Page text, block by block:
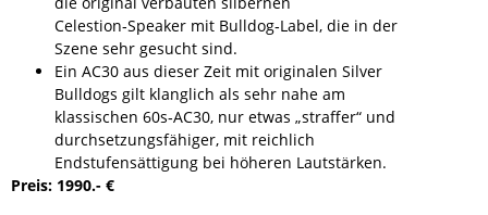
Celestion‑Speaker mit Bulldog‑Label, die in der
Szene sehr gesucht sind.
Ein AC30 aus dieser Zeit mit originalen Silver
Bulldogs gilt klanglich als sehr nahe am
klassischen 60s‑AC30, nur etwas „straffer“ und
durchsetzungsfähiger, mit reichlich
Endstufensättigung bei höheren Lautstärken.
Preis: 1990.- €